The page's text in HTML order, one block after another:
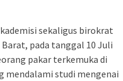
sekaligus birokrat
pada tanggal 10 Juli
pakar terkemuka di
mendalami studi mengenai